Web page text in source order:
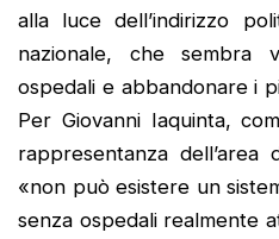
alla luce dell’indirizzo
nazionale, che sembra
ospedali e abbandonare i
Per Giovanni Iaquinta,
rappresentanza dell’area
«non può esistere un
senza ospedali realmente